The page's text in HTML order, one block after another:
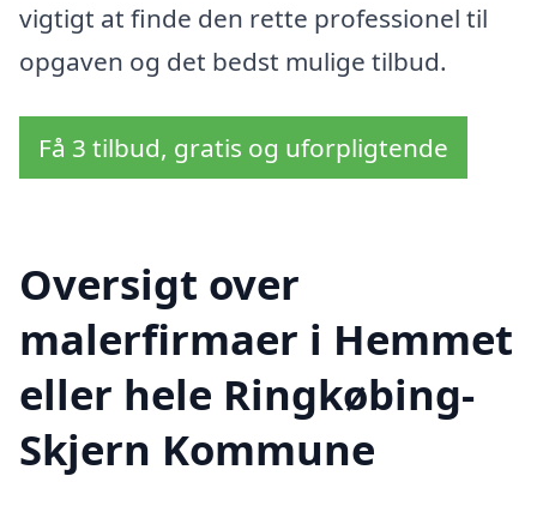
vigtigt at finde den rette professionel til
opgaven og det bedst mulige tilbud.
Få 3 tilbud, gratis og uforpligtende
Oversigt over
malerfirmaer i Hemmet
eller hele Ringkøbing-
Skjern Kommune